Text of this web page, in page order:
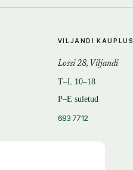
VILJANDI KAUPLUS
Lossi 28, Viljandi
T–L 10–18
P–E suletud
683 7712